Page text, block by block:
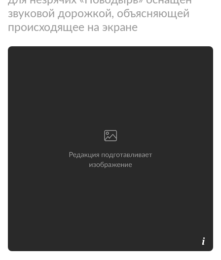
звуковой дорожкой, объясняющей
происходящее на экране